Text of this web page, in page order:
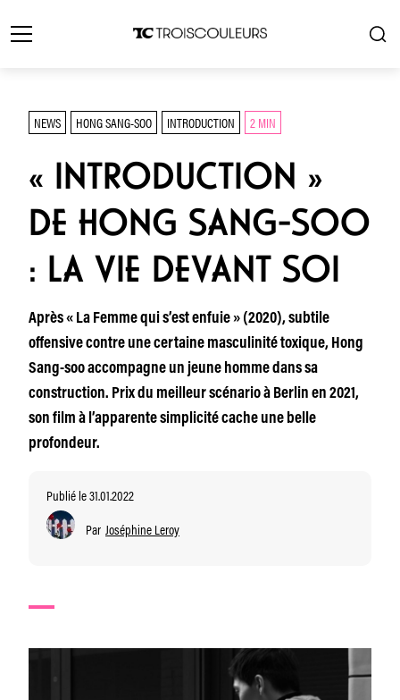
NEWS HONG SANG-SOO INTRODUCTION 2 MIN
« INTRODUCTION »
DE HONG SANG-SOO
: LA VIE DEVANT SOI
Après « La Femme qui s’est enfuie » (2020), subtile
offensive contre une certaine masculinité toxique, Hong
Sang-soo accompagne un jeune homme dans sa
construction. Prix du meilleur scénario à Berlin en 2021,
son film à l’apparente simplicité cache une belle
profondeur.
Publié le 31.01.2022
Par Joséphine Leroy